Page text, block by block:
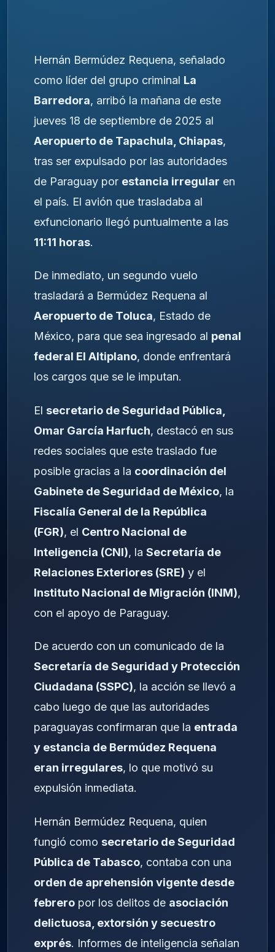
Hernán Bermúdez Requena, señalado
como líder del grupo criminal La
Barredora, arribó la mañana de este
jueves 18 de septiembre de 2025 al
Aeropuerto de Tapachula, Chiapas,
tras ser expulsado por las autoridades
de Paraguay por estancia irregular en
el país. El avión que trasladaba al
exfuncionario llegó puntualmente a las
11:11 horas.
De inmediato, un segundo vuelo
trasladará a Bermúdez Requena al
Aeropuerto de Toluca, Estado de
México, para que sea ingresado al penal
federal El Altiplano, donde enfrentará
los cargos que se le imputan.
El secretario de Seguridad Pública,
Omar García Harfuch, destacó en sus
redes sociales que este traslado fue
posible gracias a la coordinación del
Gabinete de Seguridad de México, la
Fiscalía General de la República
(FGR), el Centro Nacional de
Inteligencia (CNI), la Secretaría de
Relaciones Exteriores (SRE) y el
Instituto Nacional de Migración (INM),
con el apoyo de Paraguay.
De acuerdo con un comunicado de la
Secretaría de Seguridad y Protección
Ciudadana (SSPC), la acción se llevó a
cabo luego de que las autoridades
paraguayas confirmaran que la entrada
y estancia de Bermúdez Requena
eran irregulares, lo que motivó su
expulsión inmediata.
Hernán Bermúdez Requena, quien
fungió como secretario de Seguridad
Pública de Tabasco, contaba con una
orden de aprehensión vigente desde
febrero por los delitos de asociación
delictuosa, extorsión y secuestro
exprés. Informes de inteligencia señalan